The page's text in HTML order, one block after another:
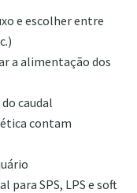
e escolher entre
a alimentação dos
caudal
contam
para SPS, LPS e soft